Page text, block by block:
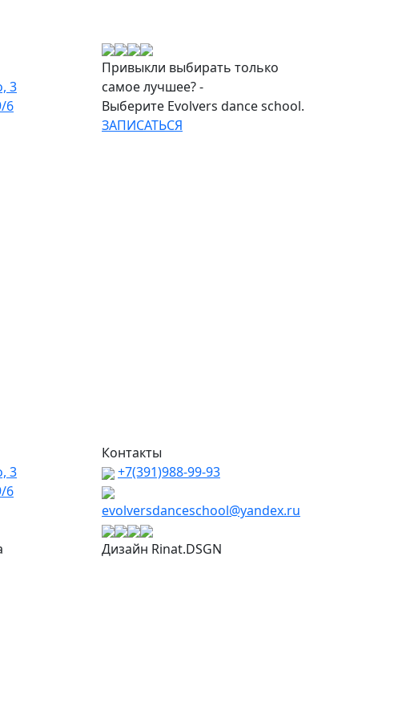
3
6
Привыкли выбирать только
самое лучшее? -
Выберите Evolvers dance school.
ЗАПИСАТЬСЯ
3
6
Контакты
+7(391)988-99-93
evolversdanceschool@yandex.ru
Дизайн Rinat.DSGN